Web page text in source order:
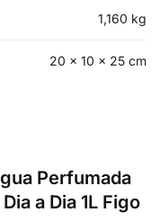
1,160 kg
20 × 10 × 25 cm
Perfumada
a Dia 1L Figo